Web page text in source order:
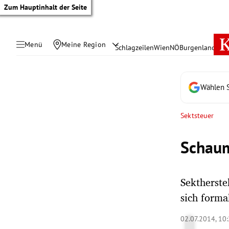
Zum Hauptinhalt der Seite
Menü Meine Region SchlagzeilenWienNÖBurgenland
Wählen
Sektsteuer
sich
02.07.2014,